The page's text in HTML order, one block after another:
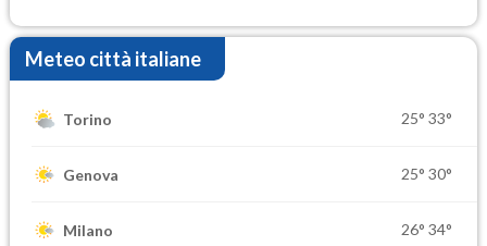
Meteo città italiane
Torino 25° 33°
Genova 25° 30°
Milano 26° 34°